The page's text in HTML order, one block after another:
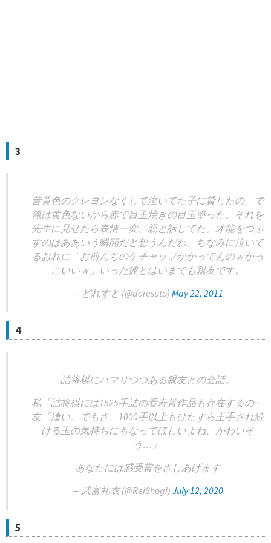
3
昔黄色のクレヨンなくして泣いてた子に貸したの。で
俺は黄色ないから赤で目玉焼きの目玉塗った。それを
先生に見せたら表情一変、親と話してた。才能をつぶ
すのはああいう瞬間だと想うんだわ。ちなみに泣いて
るおれに「お前んちのケチャップかかってんのｗかっ
こいいｗ」いった彼とはいまでも親友です。
— どれすと (@doresuto) May 22, 2011
4
詰将棋にハマりつつある親友との会話。
私「詰将棋には1525手詰の看寿賞作品も存在するの」
友「凄い。でもさ、1000手以上もひたすら王手され続
ける玉の気持ちにもなってほしいよね、かわいそ
う…」
あなたには感受賞をさしあげます
— 武富礼衣 (@ReiShogi) July 12, 2020
5